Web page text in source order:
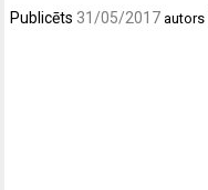
Publicēts 31/05/2017 autors